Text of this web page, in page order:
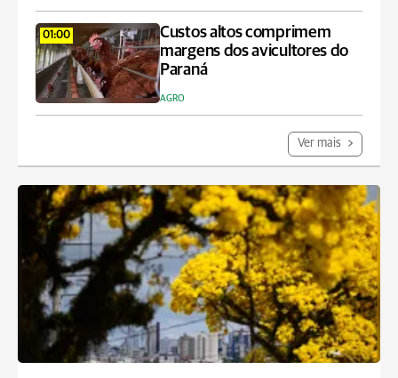
01:00
Custos altos comprimem
margens dos avicultores do
Paraná
AGRO
Ver mais